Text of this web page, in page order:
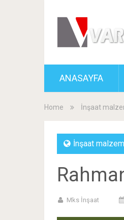
ANASAYFA
Home İnşaat
İnşaat
Mks İnşaat